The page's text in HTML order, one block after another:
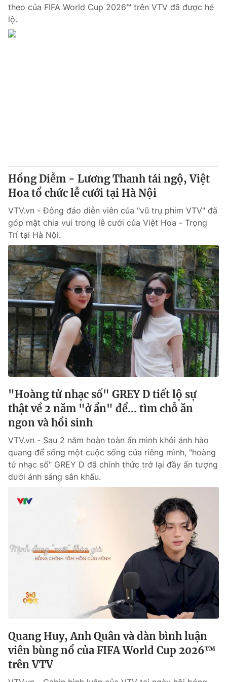
theo của FIFA World Cup 2026™ trên VTV đã được hé
lộ.
Hồng Diễm - Lương Thanh tái ngộ, Việt
Hoa tổ chức lễ cưới tại Hà Nội
VTV.vn - Đông đảo diễn viên của "vũ trụ phim VTV" đã
góp mặt chia vui trong lễ cưới của Việt Hoa - Trọng
Trí tại Hà Nội.
"Hoàng tử nhạc số" GREY D tiết lộ sự
thật về 2 năm "ở ẩn" để... tìm chỗ ăn
ngon và hồi sinh
VTV.vn - Sau 2 năm hoàn toàn ẩn mình khỏi ánh hào
quang để sống một cuộc sống của riêng mình, "hoàng
tử nhạc số" GREY D đã chính thức trở lại đầy ấn tượng
dưới ánh sáng sân khấu.
Quang Huy, Anh Quân và dàn bình luận
viên bùng nổ của FIFA World Cup 2026™
trên VTV